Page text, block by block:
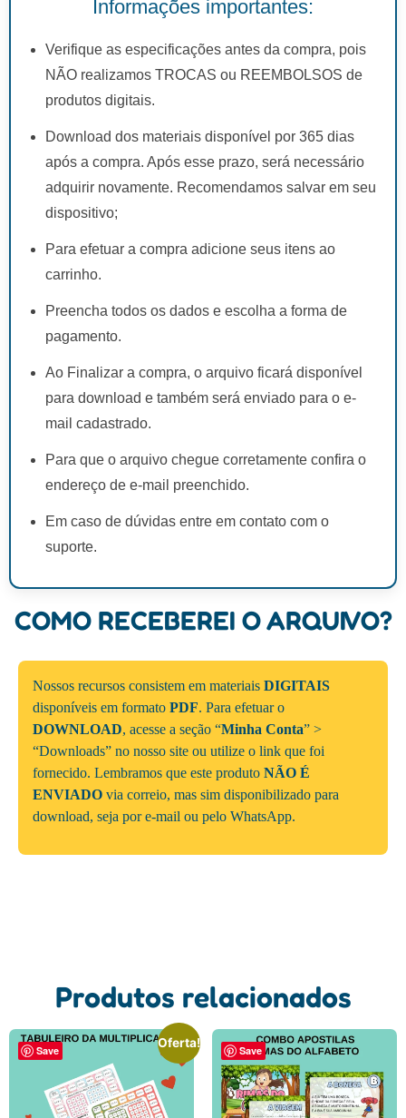
Informações importantes:
Verifique as especificações antes da compra, pois
NÃO realizamos TROCAS ou REEMBOLSOS de
produtos digitais.
Download dos materiais disponível por 365 dias
após a compra. Após esse prazo, será necessário
adquirir novamente. Recomendamos salvar em seu
dispositivo;
Para efetuar a compra adicione seus itens ao
carrinho.
Preencha todos os dados e escolha a forma de
pagamento.
Ao Finalizar a compra, o arquivo ficará disponível
para download e também será enviado para o e-
mail cadastrado.
Para que o arquivo chegue corretamente confira o
endereço de e-mail preenchido.
Em caso de dúvidas entre em contato com o
suporte.
COMO RECEBEREI O ARQUIVO?
Nossos recursos consistem em materiais DIGITAIS
disponíveis em formato PDF. Para efetuar o
DOWNLOAD, acesse a seção “Minha Conta” >
“Downloads” no nosso site ou utilize o link que foi
fornecido. Lembramos que este produto NÃO É
ENVIADO via correio, mas sim disponibilizado para
download, seja por e-mail ou pelo WhatsApp.
Produtos relacionados
Save
Oferta!
Save